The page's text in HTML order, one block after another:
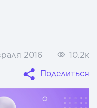
2016
10.2к
Поделиться